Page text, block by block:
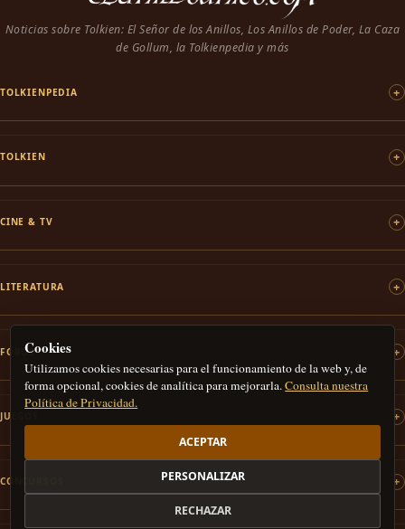
Noticias sobre Tolkien: El Señor de los Anillos, Los Anillos de Poder, La Caza
de Gollum, la Tolkienpedia y más
TOLKIENPEDIA
TOLKIEN
CINE & TV
LITERATURA
FOROS
JUEGOS
CONCURSOS
Cookies
Utilizamos cookies necesarias para el funcionamiento de la web y, de
forma opcional, cookies de analítica para mejorarla.Consulta nuestra
Política de Privacidad.
ACEPTAR
PERSONALIZAR
RECHAZAR